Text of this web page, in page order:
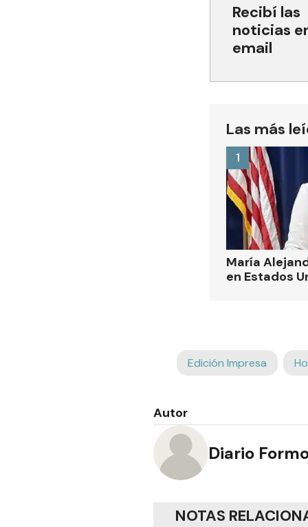
Recibí las
noticias
email
Las más
María
en Estados
1
Edición Impresa
Autor
Diario
NOTAS